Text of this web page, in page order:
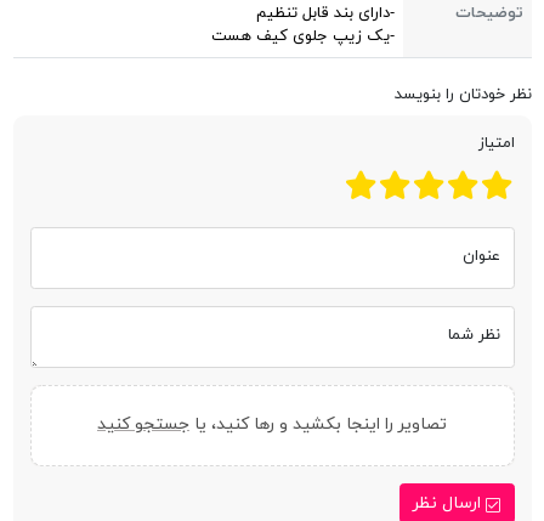
توضیحات
-دارای بند قابل تنظیم
-یک زیپ جلوی کیف هست
نظر خودتان را بنویسد
امتیاز
عنوان
نظر شما
تصاویر را اینجا بکشید و رها کنید، یا جستجو کنید
ارسال نظر